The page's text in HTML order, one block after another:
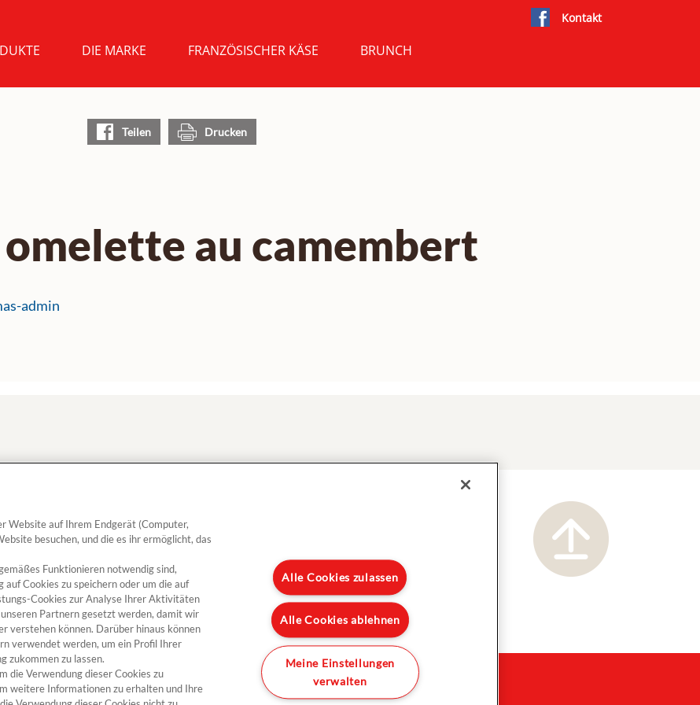
DIE MARKE FRANZÖSISCHER KÄSE BRUNCH
Kontakt
Teilen Drucken
omelette au camembert
admin
mit Président
Bauernbrot mit Feigen und
Sainte Maure Ziegenkäse
Camembert L’Aromatique
Meersalzbutter
Sitemap Unternehmen © 2017 President. Tous droits réservés.
Website auf Ihrem Endgerät (Computer,
besuchen, und die es ihr ermöglicht, das
Funktionieren notwendig sind,
auf Cookies zu speichern oder um die auf
Cookies zur Analyse Ihrer Aktivitäten
Partnern gesetzt werden, damit wir
verstehen können. Darüber hinaus können
verwendet werden, um ein Profil Ihrer
zukommen zu lassen.
die Verwendung dieser Cookies zu
weitere Informationen zu erhalten und Ihre
Alle Cookies zulassen
Alle Cookies ablehnen
Meine Einstellungen
verwalten